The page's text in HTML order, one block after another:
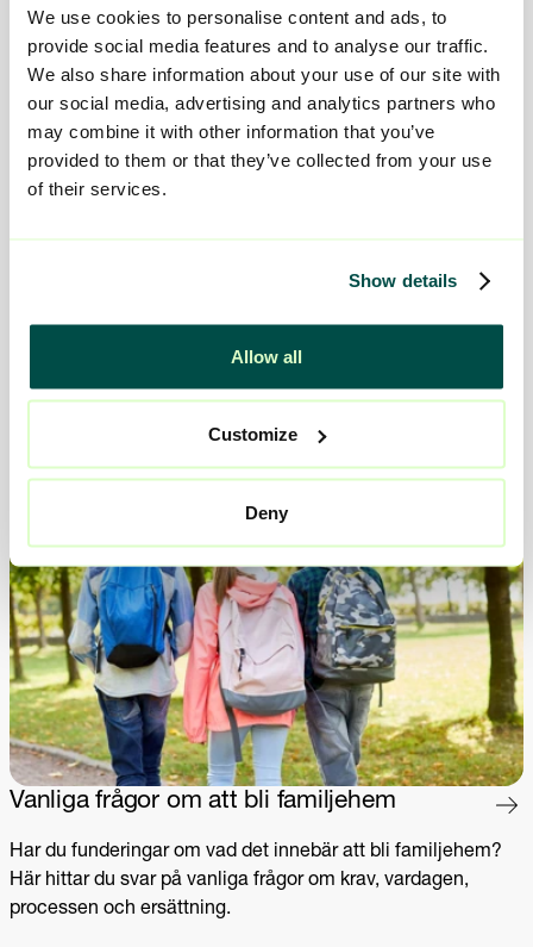
We use cookies to personalise content and ads, to
provide social media features and to analyse our traffic.
We also share information about your use of our site with
our social media, advertising and analytics partners who
may combine it with other information that you’ve
provided to them or that they’ve collected from your use
of their services.
Show details
Allow all
Customize
Deny
Mer information om att bli
Vanliga frågor om att bli familjehem
Har du funderingar om vad det innebär att bli familjehem?
Här hittar du svar på vanliga frågor om krav, vardagen,
processen och ersättning.